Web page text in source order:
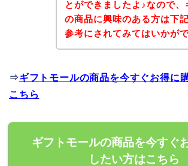
とができましたよ♪なので
の商品に興味のある方は下
参考にされてみてはいかが
⇒ギフトモールの商品を今すぐお得に
こちら
ギフトモールの商品を今すぐ
したい方はこちら